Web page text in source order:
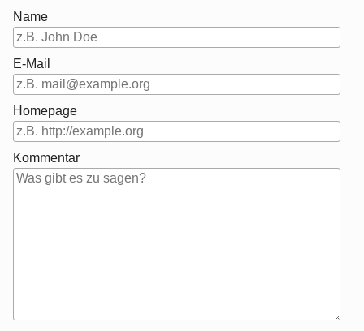
Name
E-Mail
Homepage
Kommentar